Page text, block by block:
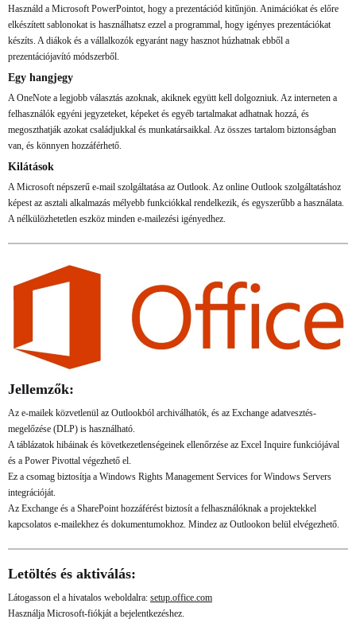
Használd a Microsoft PowerPointot, hogy a prezentációd kitűnjön. Animációkat és előre
elkészített sablonokat is használhatsz ezzel a programmal, hogy igényes prezentációkat
készíts. A diákok és a vállalkozók egyaránt nagy hasznot húzhatnak ebből a
prezentációjavító módszerből.
Egy hangjegy
A OneNote a legjobb választás azoknak, akiknek együtt kell dolgozniuk. Az interneten a
felhasználók egyéni jegyzeteket, képeket és egyéb tartalmakat adhatnak hozzá, és
megoszthatják azokat családjukkal és munkatársaikkal. Az összes tartalom biztonságban
van, és könnyen hozzáférhető.
Kilátások
A Microsoft népszerű e-mail szolgáltatása az Outlook. Az online Outlook szolgáltatáshoz
képest az asztali alkalmazás mélyebb funkciókkal rendelkezik, és egyszerűbb a használata.
A nélkülözhetetlen eszköz minden e-mailezési igényedhez.
Jellemzők:
Az e-mailek közvetlenül az Outlookból archiválhatók, és az Exchange adatvesztés-
megelőzése (DLP) is használható.
A táblázatok hibáinak és következetlenségeinek ellenőrzése az Excel Inquire funkciójával
és a Power Pivottal végezhető el.
Ez a csomag biztosítja a Windows Rights Management Services for Windows Servers
integrációját.
Az Exchange és a SharePoint hozzáférést biztosít a felhasználóknak a projektekkel
kapcsolatos e-mailekhez és dokumentumokhoz. Mindez az Outlookon belül elvégezhető.
Letöltés és aktiválás:
Látogasson el a hivatalos weboldalra: setup.office.com
Használja Microsoft-fiókját a bejelentkezéshez.